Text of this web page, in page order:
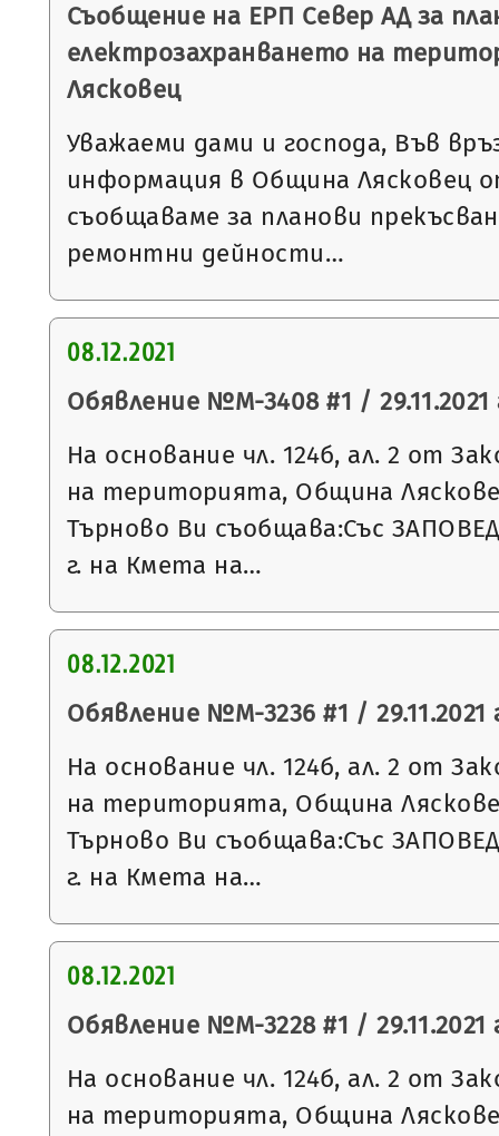
Съобщение на ЕРП Север АД за
електрозахранването на
Лясковец
Уважаеми дами и господа, Във
информация в Община Лясковец
съобщаваме за планови
ремонтни дейности…
08.12.2021
Обявление №М-3408 #1 / 29.11.2021
На основание чл. 124б, ал. 2 от
на територията, Община
Търново Ви съобщава:Със
г. на Кмета на…
08.12.2021
Обявление №М-3236 #1 / 29.11.2021
На основание чл. 124б, ал. 2 от
на територията, Община
Търново Ви съобщава:Със
г. на Кмета на…
08.12.2021
Обявление №М-3228 #1 / 29.11.2021
На основание чл. 124б, ал. 2 от
на територията, Община